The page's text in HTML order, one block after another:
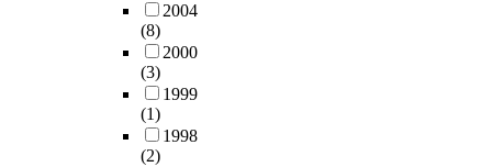
2004
(8)
2000
(3)
1999
(1)
1998
(2)